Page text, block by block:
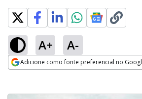
A+ A-
Adicione como fonte preferencial no